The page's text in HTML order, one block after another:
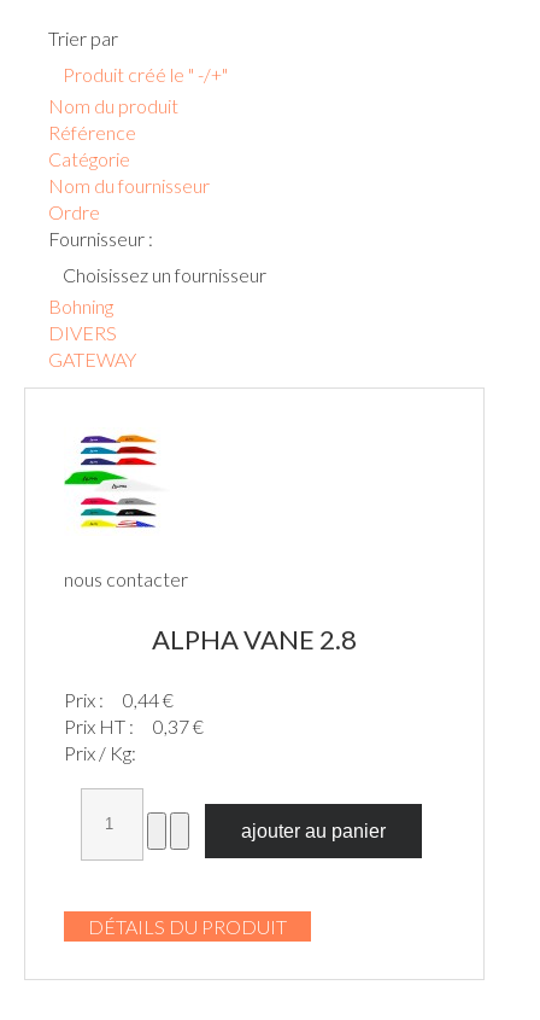
Trier par
Produit créé le " -/+"
Nom du produit
Référence
Catégorie
Nom du fournisseur
Ordre
Fournisseur :
Choisissez un fournisseur
Bohning
DIVERS
GATEWAY
nous contacter
ALPHA VANE 2.8
Prix :
0,44 €
Prix HT :
0,37 €
Prix / Kg:
DÉTAILS DU PRODUIT